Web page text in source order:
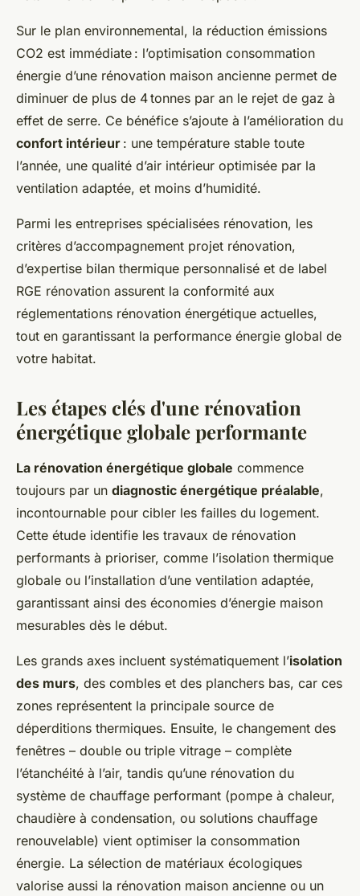
Sur le plan environnemental, la réduction émissions
CO2 est immédiate : l’optimisation consommation
énergie d’une rénovation maison ancienne permet de
diminuer de plus de 4 tonnes par an le rejet de gaz à
effet de serre. Ce bénéfice s’ajoute à l’amélioration du
confort intérieur : une température stable toute
l’année, une qualité d’air intérieur optimisée par la
ventilation adaptée, et moins d’humidité.
Parmi les entreprises spécialisées rénovation, les
critères d’accompagnement projet rénovation,
d’expertise bilan thermique personnalisé et de label
RGE rénovation assurent la conformité aux
réglementations rénovation énergétique actuelles,
tout en garantissant la performance énergie global de
votre habitat.
Les étapes clés d'une rénovation
énergétique globale performante
La rénovation énergétique globale commence
toujours par un diagnostic énergétique préalable,
incontournable pour cibler les failles du logement.
Cette étude identifie les travaux de rénovation
performants à prioriser, comme l’isolation thermique
globale ou l’installation d’une ventilation adaptée,
garantissant ainsi des économies d’énergie maison
mesurables dès le début.
Les grands axes incluent systématiquement l’isolation
des murs, des combles et des planchers bas, car ces
zones représentent la principale source de
déperditions thermiques. Ensuite, le changement des
fenêtres – double ou triple vitrage – complète
l’étanchéité à l’air, tandis qu’une rénovation du
système de chauffage performant (pompe à chaleur,
chaudière à condensation, ou solutions chauffage
renouvelable) vient optimiser la consommation
énergie. La sélection de matériaux écologiques
valorise aussi la rénovation maison ancienne ou un